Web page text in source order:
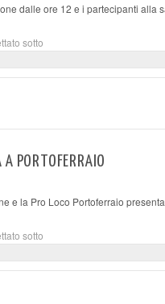
dalle ore 12 e i partecipanti alla
sotto
PORTOFERRAIO
e la Pro Loco Portoferraio
sotto